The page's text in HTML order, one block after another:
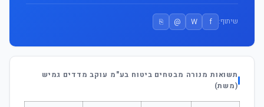
שיתוף: f
W
@
⎘
תשואות מנורה מבטחים ביטוח בע"מ עוקב מדדים גמיש
(משת)